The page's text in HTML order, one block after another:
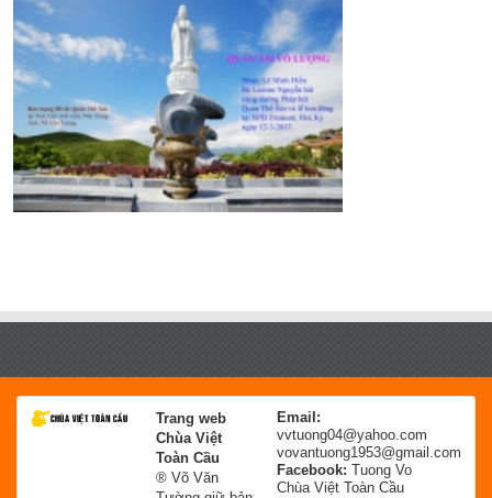
Trang web
Chùa Việt
Toàn Cầu
® Võ Văn
Email:
vvtuong04@yahoo.com
vovantuong1953@gmail.com
Facebook: Tuong Vo
Chùa Việt Toàn Cầu